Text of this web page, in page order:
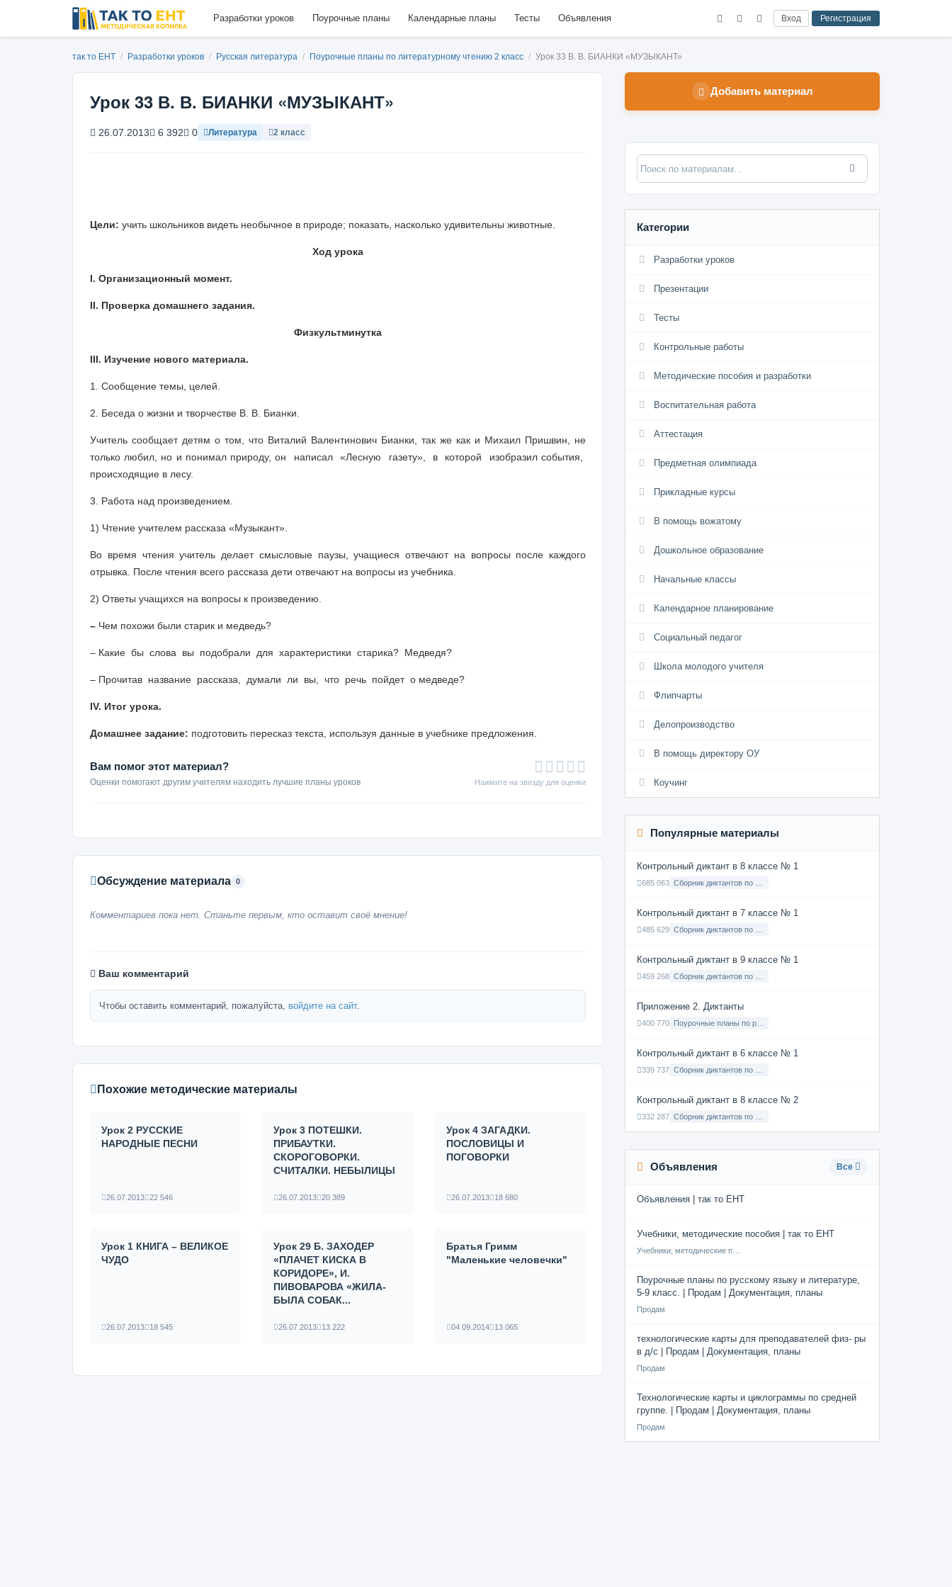
Разработки уроков Поурочные планы Календарные планы Тесты Объявления Вход Регистрация
так то ЕНТ / Разработки уроков / Русская литература / Поурочные планы по литературному чтению 2 класс / Урок 33 В. В. БИАНКИ «МУЗЫКАНТ»
Урок 33 В. В. БИАНКИ «МУЗЫКАНТ»
26.07.2013 6 392 0 Литература 2 класс
Цели: учить школьников видеть необычное в природе; показать, насколько удивительны животные.
Ход урока
I. Организационный момент.
II. Проверка домашнего задания.
Физкультминутка
III. Изучение нового материала.
1. Сообщение темы, целей
2. Беседа о жизни и творчестве В. В. Бианки.
Учитель сообщает детям о том, что Виталий Валентинович Бианки, так же как и Михаил Пришвин, не
только любил, но и понимал природу, он написал «Лесную газету», в которой изобразил события,
происходящие в лесу.
3. Работа над произведением
1) Чтение учителем рассказа «Музыкант».
Во время чтения учитель делает смысловые паузы, учащиеся отвечают на вопросы после каждого
отрывка. После чтения всего рассказа дети отвечают на вопросы из учебника.
2) Ответы учащихся на вопросы к произведению.
– Чем похожи были старик и медведь?
– Какие бы слова вы подобрали для характеристики старика? Медведя?
– Прочитав название рассказа, думали ли вы, что речь пойдет о медведе?
IV. Итог урока.
Домашнее задание: подготовить пересказ текста, используя данные в учебнике предложения.
Вам помог этот материал?
Оценки помогают другим учителям находить лучшие планы уроков Нажмите на звезду для оценки
Обсуждение материала 0
Комментариев пока нет. Станьте первым, кто оставит своё мнение!
Ваш комментарий
Чтобы оставить комментарий, пожалуйста, войдите на сайт.
Похожие методические материалы
Урок 2 РУССКИЕ
НАРОДНЫЕ ПЕСНИ
26.07.2013 22 546
Урок 3 ПОТЕШКИ.
ПРИБАУТКИ.
СКОРОГОВОРКИ.
СЧИТАЛКИ. НЕБЫЛИЦЫ
26.07.2013 20 389
Урок 4 ЗАГАДКИ.
ПОСЛОВИЦЫ И
ПОГОВОРКИ
26.07.2013 18 680
Урок 1 КНИГА – ВЕЛИКОЕ
ЧУДО
26.07.2013 18 545
Урок 29 Б. ЗАХОДЕР
«ПЛАЧЕТ КИСКА В
КОРИДОРЕ», И.
ПИВОВАРОВА «ЖИЛА-
БЫЛА СОБАК...
26.07.2013 13 222
Братья Гримм
"Маленькие человечки"
04.09.2014 13 065
Добавить материал
Категории
Разработки уроков
Презентации
Тесты
Контрольные работы
Методические пособия и разработки
Воспитательная работа
Аттестация
Предметная олимпиада
Прикладные курсы
В помощь вожатому
Дошкольное образование
Начальные классы
Календарное планирование
Социальный педагог
Школа молодого учителя
Флипчарты
Делопроизводство
В помощь директору ОУ
Коучинг
Популярные материалы
Контрольный диктант в 8 классе № 1
685 063
Контрольный диктант в 7 классе № 1
485 629
Контрольный диктант в 9 классе № 1
459 268
Приложение 2. Диктанты
400 770
Контрольный диктант в 6 классе № 1
339 737
Контрольный диктант в 8 классе № 2
332 287
Объявления Все
Объявления | так то ЕНТ
Учебники, методические пособия | так то ЕНТ
Поурочные планы по русскому языку и литературе,
5-9 класс. | Продам | Документация, планы
Продам
технологические карты для преподавателей физ- ры
в д/с | Продам | Документация, планы
Продам
Технологические карты и циклограммы по средней
группе. | Продам | Документация, планы
Продам